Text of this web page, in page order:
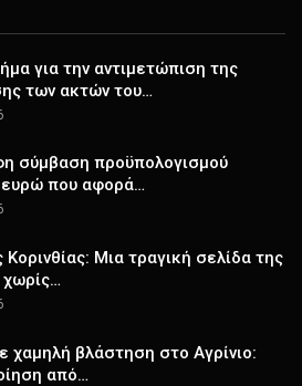
για την αντιμετώπιση της
των ακτών του…
σύμβαση προϋπολογισμού
που αφορά…
Μια τραγική σελίδα της
χωρίς…
χαμηλή βλάστηση στο Αγρίνιο:
από…